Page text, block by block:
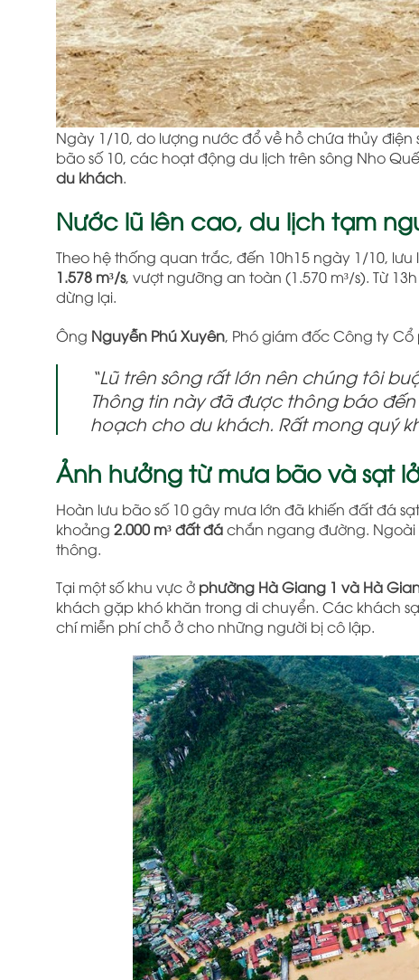
Ngày 1/10, do lượng nước đổ về hồ chứa thủy
bão số 10, các hoạt động du lịch trên sông Nho
du khách.
Nước lũ lên cao, du lịch tạm
Theo hệ thống quan trắc, đến 10h15 ngày 1/10,
1.578 m³/s, vượt ngưỡng an toàn (1.570 m³/s). Từ
dừng lại.
Ông Nguyễn Phú Xuyên, Phó giám đốc Công ty
“Lũ trên sông rất lớn nên chúng tôi
Thông tin này đã được thông báo
hoạch cho du khách. Rất mong quý
Ảnh hưởng từ mưa bão và sạt
Hoàn lưu bão số 10 gây mưa lớn đã khiến đất đá
khoảng 2.000 m³ đất đáchắn ngang đường. Ngoài
thông.
Tại một số khu vực ở phường Hà Giang 1 và Hà
khách gặp khó khăn trong di chuyển. Các khách
chí miễn phí chỗ ở cho những người bị cô lập.